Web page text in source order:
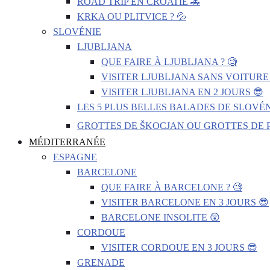
KRKA OU PLITVICE ? 💦
SLOVÉNIE
LJUBLJANA
QUE FAIRE À LJUBLJANA ? 🧐
VISITER LJUBLJANA SANS VOITURE
VISITER LJUBLJANA EN 2 JOURS 😎
LES 5 PLUS BELLES BALADES DE
GROTTES DE ŠKOCJAN OU GROTTES DE
MÉDITERRANÉE
ESPAGNE
BARCELONE
QUE FAIRE À BARCELONE ? 🧐
VISITER BARCELONE EN 3 JOURS 😎
BARCELONE INSOLITE 😲
CORDOUE
VISITER CORDOUE EN 3 JOURS 😎
GRENADE